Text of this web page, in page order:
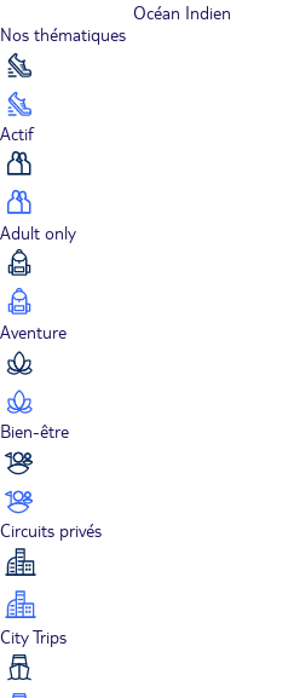
Océan Indien
Nos thématiques
Actif
Adult only
Aventure
Bien-être
Circuits privés
City Trips